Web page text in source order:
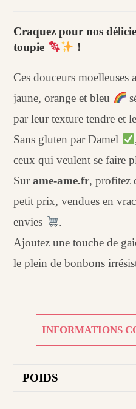
multicolore
Craquez pour nos
toupie
!
Ces douceurs moelleuses
jaune, orange et bleu
par leur texture tendre et
Sans gluten par Damel
ceux qui veulent se faire
Surame-ame.fr, profitez
petit prix, vendues en
envies
.
Ajoutez une touche de
le plein de bonbons
INFORMATIONS
POIDS